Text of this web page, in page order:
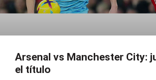
Arsenal vs Manchester City:
el título